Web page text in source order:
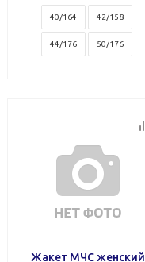
40/164 42/158
44/176 50/176
Жакет МЧС женский